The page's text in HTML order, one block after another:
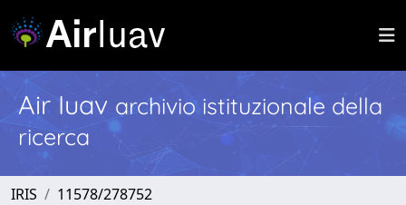
Air Iuav archivio istituzionale della
ricerca
IRIS 11578/278752